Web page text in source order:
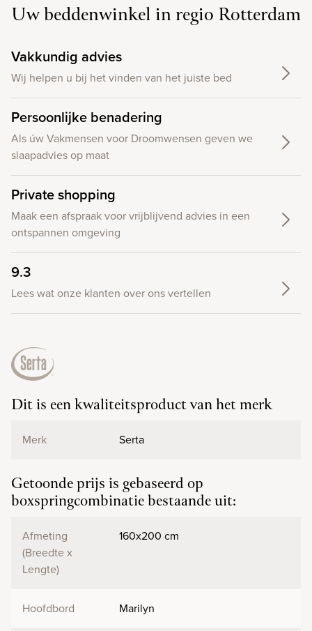
Uw beddenwinkel in regio Rotterdam
Vakkundig advies
Wij helpen u bij het vinden van het juiste bed
Persoonlijke benadering
Als úw Vakmensen voor Droomwensen geven we
slaapadvies op maat
Private shopping
Maak een afspraak voor vrijblijvend advies in een
ontspannen omgeving
9.3
Lees wat onze klanten over ons vertellen
Dit is een kwaliteitsproduct van het merk
Merk Serta
Getoonde prijs is gebaseerd op
boxspringcombinatie bestaande uit:
Afmeting
(Breedte x
Lengte)
160x200 cm
Hoofdbord Marilyn